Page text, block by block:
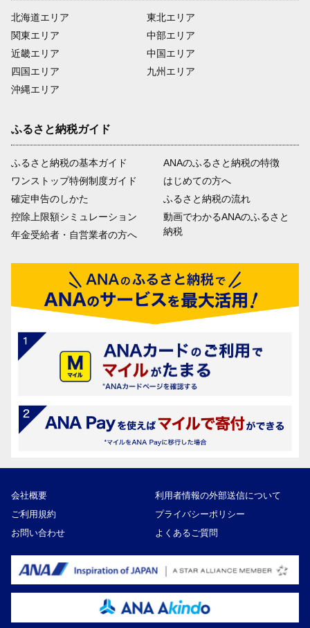
北海道エリア
関東エリア
近畿エリア
四国エリア
沖縄エリア
東北エリア
中部エリア
中国エリア
九州エリア
ふるさと納税ガイド
ふるさと納税の基本ガイド
ワンストップ特例制度ガイド
確定申告のしかた
控除上限額シミュレーション
年金受給者・自営業者の方へ
ANAのふるさと納税の特徴
はじめての方へ
ふるさと納税の流れ
動画でわかるANAのふるさと
納税
会社概要
利用者情報の外部送信について
ご利用規約
プライバシーポリシー
お問い合わせ
よくあるご質問